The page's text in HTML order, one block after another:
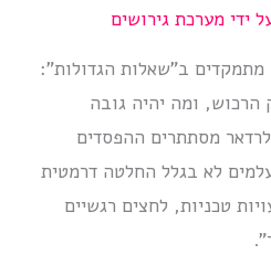
ידימערכת גירושים
מתמקדים ב”שאלות הגדולות”:
הרכוש, ומה יהיה גובה
מסתתרים ההפסדים
לא בגלל החלטה דרמטית
טכניות, לחצים רגשיים